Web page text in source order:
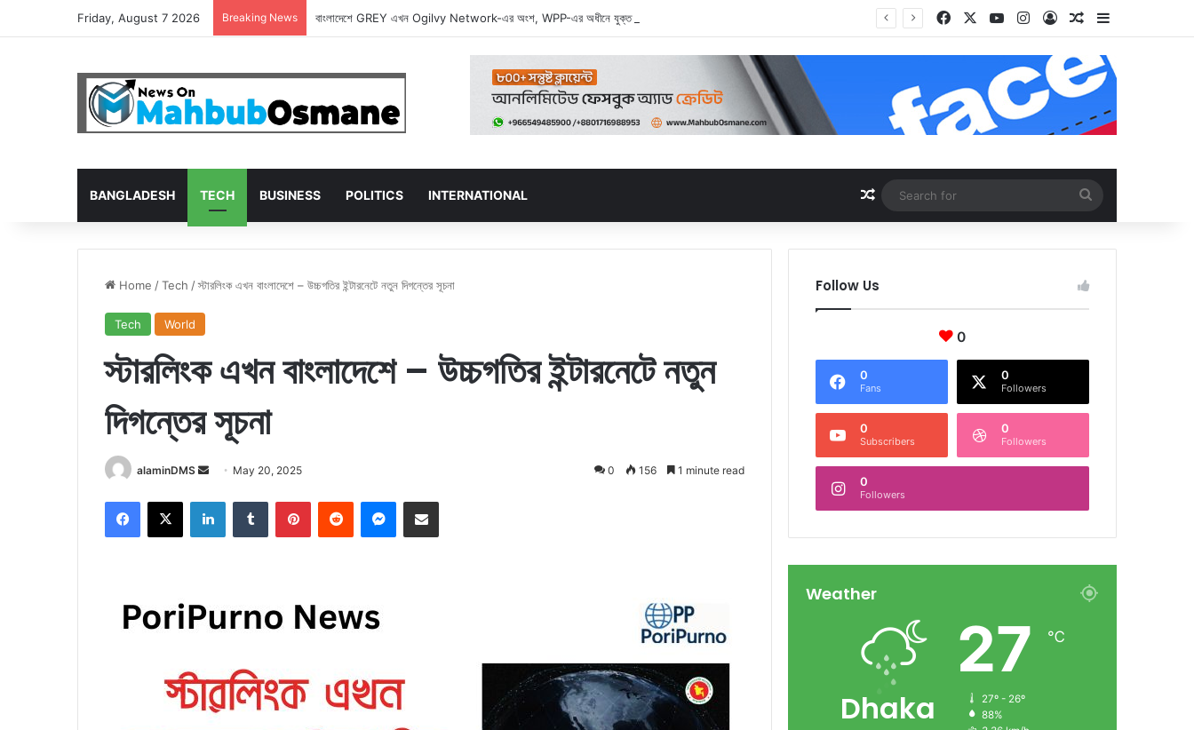
Friday, August 7 2026 Breaking News বাংলাদেশে GREY এখন Ogilvy Network-এর অংশ, WPP-এর অধীনে যুক্ত হল দুই বিজ্ঞাপন জায়ান্ট FacebookYouTubeInstagram
Log InRandom Article
Sidebar
BANGLADESH TECH BUSINESS POLITICS INTERNATIONAL Random Article
for
Home /Tech /স্টারলিংক এখন বাংলাদেশে – উচ্চগতির ইন্টারনেটে নতুন দিগন্তের সূচনা
Tech World
স্টারলিংক এখন বাংলাদেশে – উচ্চগতির ইন্টারনেটে নতুন
দিগন্তের সূচনা
alaminDMS
Send May 20, 2025 0 156 1 minute read
Facebook
X LinkedInTumblr PinterestReddit Messenger
Share via Email
Follow Us
0
0
Fans
0
Followers
0
Subscribers
0
Followers
0
Followers
Weather
Dhaka
27 ℃
27º - 26º
88%